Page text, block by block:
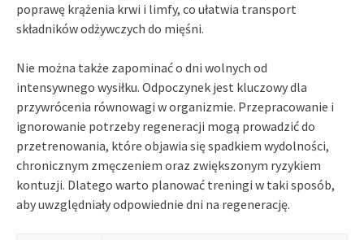
poprawę krążenia krwi i limfy, co ułatwia transport
składników odżywczych do mięśni.
Nie można także zapominać o dni wolnych od
intensywnego wysiłku. Odpoczynek jest kluczowy dla
przywrócenia równowagi w organizmie. Przepracowanie i
ignorowanie potrzeby regeneracji mogą prowadzić do
przetrenowania, które objawia się spadkiem wydolności,
chronicznym zmęczeniem oraz zwiększonym ryzykiem
kontuzji. Dlatego warto planować treningi w taki sposób,
aby uwzględniały odpowiednie dni na regenerację.